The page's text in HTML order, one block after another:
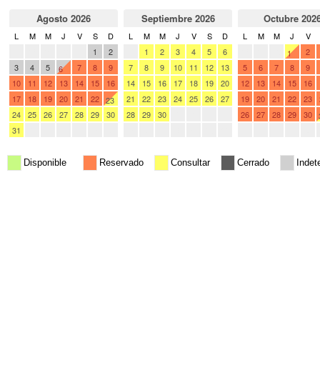
Agosto 2026
L M M J V S
D
1
2
3
4 5 6 7 8
9
10
11 12 13 14 15
16
17
18 19 20 21 22 23
24
25 26 27 28 29
30
31
Septiembre 2026
L M M J V S
D
1 2 3 4 5
6
7
8 9 10 11 12
13
14
15 16 17 18 19
20
21
22 23 24 25 26
27
28
29 30
Octubre
L M M J
V
1
2
5
6 7 8 9
12
13 14 15 16
19
20 21 22 23
26
27 28 29 30
Disponible Reservado Consultar Cerrado